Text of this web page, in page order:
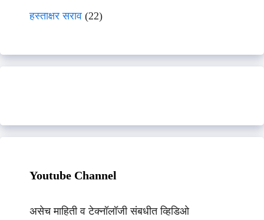
हस्ताक्षर सराव (22)
Youtube Channel
असेच माहिती व टेक्नॉलॉजी संबधीत व्हिडिओ